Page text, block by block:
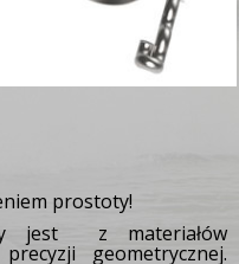
prostoty!
jest z materiałów
geometrycznej.